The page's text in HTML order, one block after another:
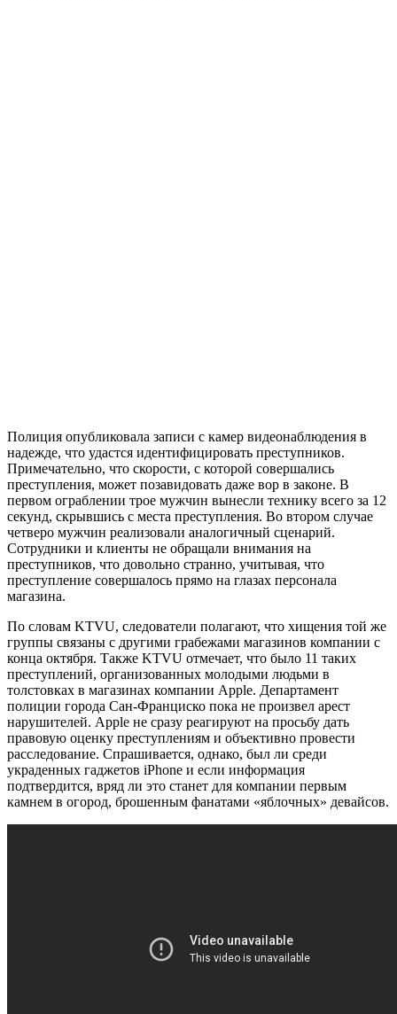
Полиция опубликовала записи с камер видеонаблюдения в
надежде, что удастся идентифицировать преступников.
Примечательно, что скорости, с которой совершались
преступления, может позавидовать даже вор в законе. В
первом ограблении трое мужчин вынесли технику всего за 12
секунд, скрывшись с места преступления. Во втором случае
четверо мужчин реализовали аналогичный сценарий.
Сотрудники и клиенты не обращали внимания на
преступников, что довольно странно, учитывая, что
преступление совершалось прямо на глазах персонала
магазина.
По словам KTVU, следователи полагают, что хищения той же
группы связаны с другими грабежами магазинов компании с
конца октября. Также KTVU отмечает, что было 11 таких
преступлений, организованных молодыми людьми в
толстовках в магазинах компании Apple. Департамент
полиции города Сан-Франциско пока не произвел арест
нарушителей. Apple не сразу реагируют на просьбу дать
правовую оценку преступлениям и объективно провести
расследование. Спрашивается, однако, был ли среди
украденных гаджетов iPhone и если информация
подтвердится, вряд ли это станет для компании первым
камнем в огород, брошенным фанатами «яблочных» девайсов.